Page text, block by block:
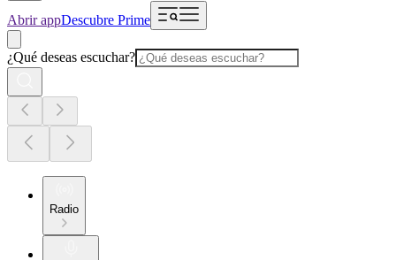
Abrir appDescubre Prime
¿Qué deseas escuchar?
Radio